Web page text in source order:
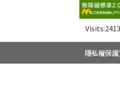
Visits:
隱私權保